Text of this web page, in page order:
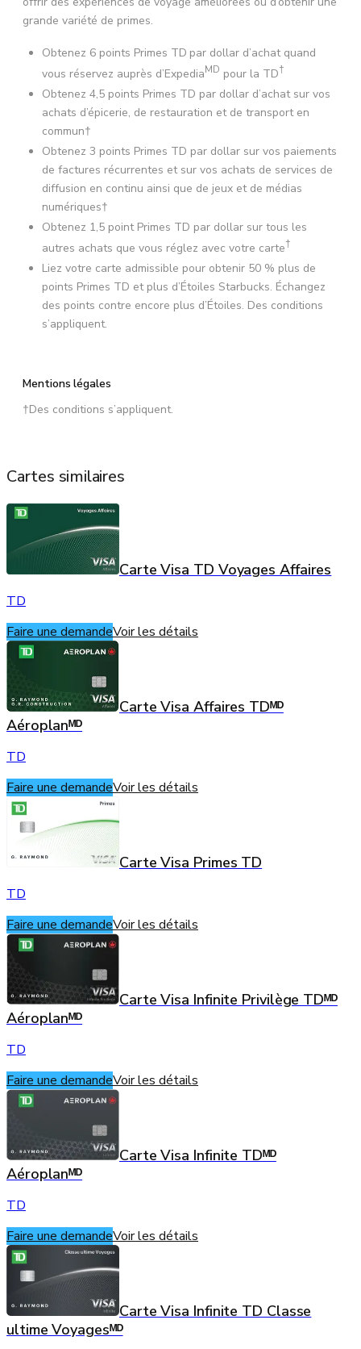
grande variété de primes.
Obtenez 6 points Primes TD par dollar d’achat quand
vous réservez auprès d’ExpediaMD pour la TD†
Obtenez 4,5 points Primes TD par dollar d’achat sur vos
achats d’épicerie, de restauration et de transport en
commun†
Obtenez 3 points Primes TD par dollar sur vos paiements
de factures récurrentes et sur vos achats de services de
diffusion en continu ainsi que de jeux et de médias
numériques†
Obtenez 1,5 point Primes TD par dollar sur tous les
autres achats que vous réglez avec votre carte†
Liez votre carte admissible pour obtenir 50 % plus de
points Primes TD et plus d’Étoiles Starbucks. Échangez
des points contre encore plus d’Étoiles. Des conditions
s’appliquent.
Mentions légales
†Des conditions s’appliquent.
Cartes similaires
Carte Visa TD Voyages Affaires
TD
Faire une demandeVoir les détails
Carte Visa Affaires TDᴹᴰ
Aéroplanᴹᴰ
TD
Faire une demandeVoir les détails
Carte Visa Primes TD
TD
Faire une demandeVoir les détails
Carte Visa Infinite Privilège TDᴹᴰ
Aéroplanᴹᴰ
TD
Faire une demandeVoir les détails
Carte Visa Infinite TDᴹᴰ
Aéroplanᴹᴰ
TD
Faire une demandeVoir les détails
Carte Visa Infinite TD Classe
ultime Voyagesᴹᴰ